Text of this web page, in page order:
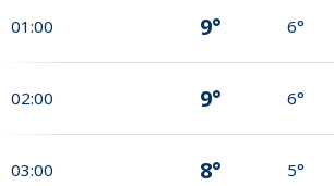
01:00 9° 6°
02:00 9° 6°
03:00 8° 5°